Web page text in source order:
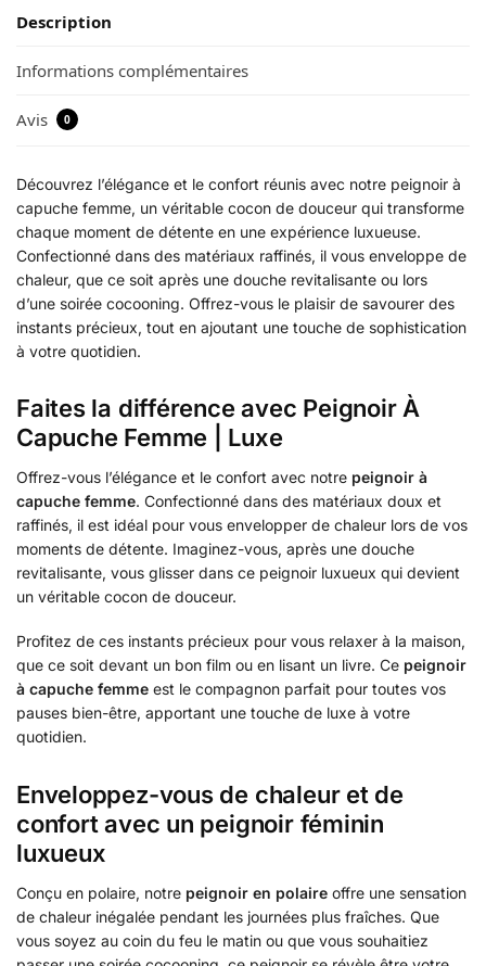
Description
Informations complémentaires
Avis 0
Découvrez l’élégance et le confort réunis avec notre peignoir à
capuche femme, un véritable cocon de douceur qui transforme
chaque moment de détente en une expérience luxueuse.
Confectionné dans des matériaux raffinés, il vous enveloppe de
chaleur, que ce soit après une douche revitalisante ou lors
d’une soirée cocooning. Offrez-vous le plaisir de savourer des
instants précieux, tout en ajoutant une touche de sophistication
à votre quotidien.
Faites la différence avec Peignoir À
Capuche Femme | Luxe
Offrez-vous l’élégance et le confort avec notre peignoir à
capuche femme. Confectionné dans des matériaux doux et
raffinés, il est idéal pour vous envelopper de chaleur lors de vos
moments de détente. Imaginez-vous, après une douche
revitalisante, vous glisser dans ce peignoir luxueux qui devient
un véritable cocon de douceur.
Profitez de ces instants précieux pour vous relaxer à la maison,
que ce soit devant un bon film ou en lisant un livre. Ce peignoir
à capuche femme est le compagnon parfait pour toutes vos
pauses bien-être, apportant une touche de luxe à votre
quotidien.
Enveloppez-vous de chaleur et de
confort avec un peignoir féminin
luxueux
Conçu en polaire, notre peignoir en polaire offre une sensation
de chaleur inégalée pendant les journées plus fraîches. Que
vous soyez au coin du feu le matin ou que vous souhaitiez